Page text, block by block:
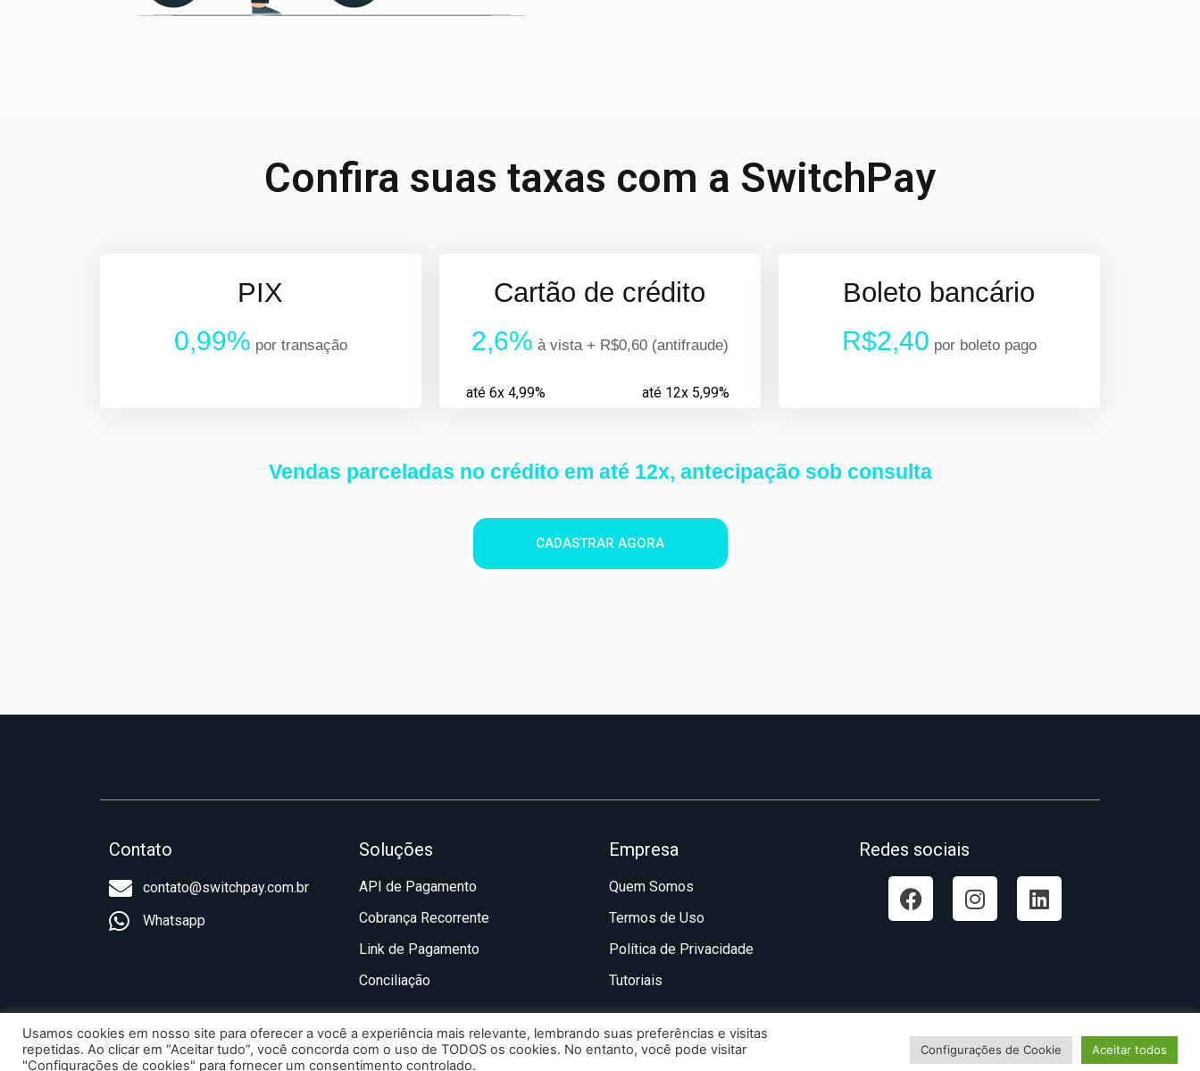
Confira suas taxas com a SwitchPay
PIX
0,99% por transação
Cartão de crédito
2,6% à vista + R$0,60 (antifraude)
até 6x 4,99% até 12x 5,99%
Boleto bancário
R$2,40 por boleto pago
Vendas parceladas no crédito em até 12x, antecipação sob consulta
CADASTRAR AGORA
Contato
contato@switchpay.com.br
Whatsapp
Soluções
API de Pagamento
Cobrança Recorrente
Link de Pagamento
Conciliação
Empresa
Quem Somos
Termos de Uso
Política de Privacidade
Tutoriais
Redes sociais
Switchpay Serviços Ltda - CNPJ 35.858.781/0001-34
Usamos cookies em nosso site para oferecer a você a experiência mais relevante, lembrando suas preferências e visitas
repetidas. Ao clicar em “Aceitar tudo”, você concorda com o uso de TODOS os cookies. No entanto, você pode visitar
"Configurações de cookies" para fornecer um consentimento controlado.
Configurações de Cookie Aceitar todos